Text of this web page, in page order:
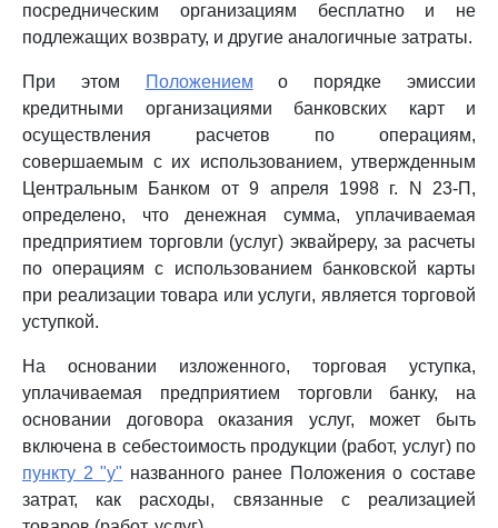
посредническим организациям бесплатно и не
подлежащих возврату, и другие аналогичные затраты.
При этом Положением о порядке эмиссии
кредитными организациями банковских карт и
осуществления расчетов по операциям,
совершаемым с их использованием, утвержденным
Центральным Банком от 9 апреля 1998 г. N 23-П,
определено, что денежная сумма, уплачиваемая
предприятием торговли (услуг) эквайреру, за расчеты
по операциям с использованием банковской карты
при реализации товара или услуги, является торговой
уступкой.
На основании изложенного, торговая уступка,
уплачиваемая предприятием торговли банку, на
основании договора оказания услуг, может быть
включена в себестоимость продукции (работ, услуг) по
пункту 2 "у" названного ранее Положения о составе
затрат, как расходы, связанные с реализацией